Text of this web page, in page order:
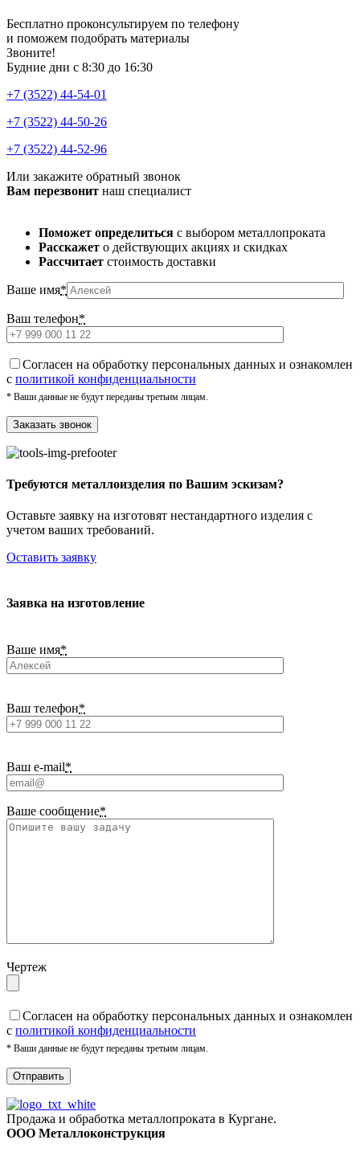
Бесплатно проконсультируем по телефону
и поможем подобрать материалы
Звоните!
Будние дни с 8:30 до 16:30
+7 (3522) 44-54-01
+7 (3522) 44-50-26
+7 (3522) 44-52-96
Или закажите обратный звонок
Вам перезвонит наш специалист
Поможет определиться с выбором металлопроката
Расскажет о действующих акциях и скидках
Рассчитает стоимость доставки
Ваше имя*
Ваш телефон*
Cогласен на обработку персональных данных и ознакомлен
с политикой конфиденциальности
* Ваши данные не будут переданы третьим лицам.
Требуются металлоизделия по Вашим эскизам?
Оставьте заявку на изготовят нестандартного изделия с
учетом ваших требований.
Оставить заявку
Заявка на изготовление
Ваше имя*
Ваш телефон*
Ваш e-mail*
Ваше сообщение*
Чертеж
Cогласен на обработку персональных данных и ознакомлен
с политикой конфиденциальности
* Ваши данные не будут переданы третьим лицам.
Продажа и обработка металлопроката в Кургане.
ООО Металлоконструкция